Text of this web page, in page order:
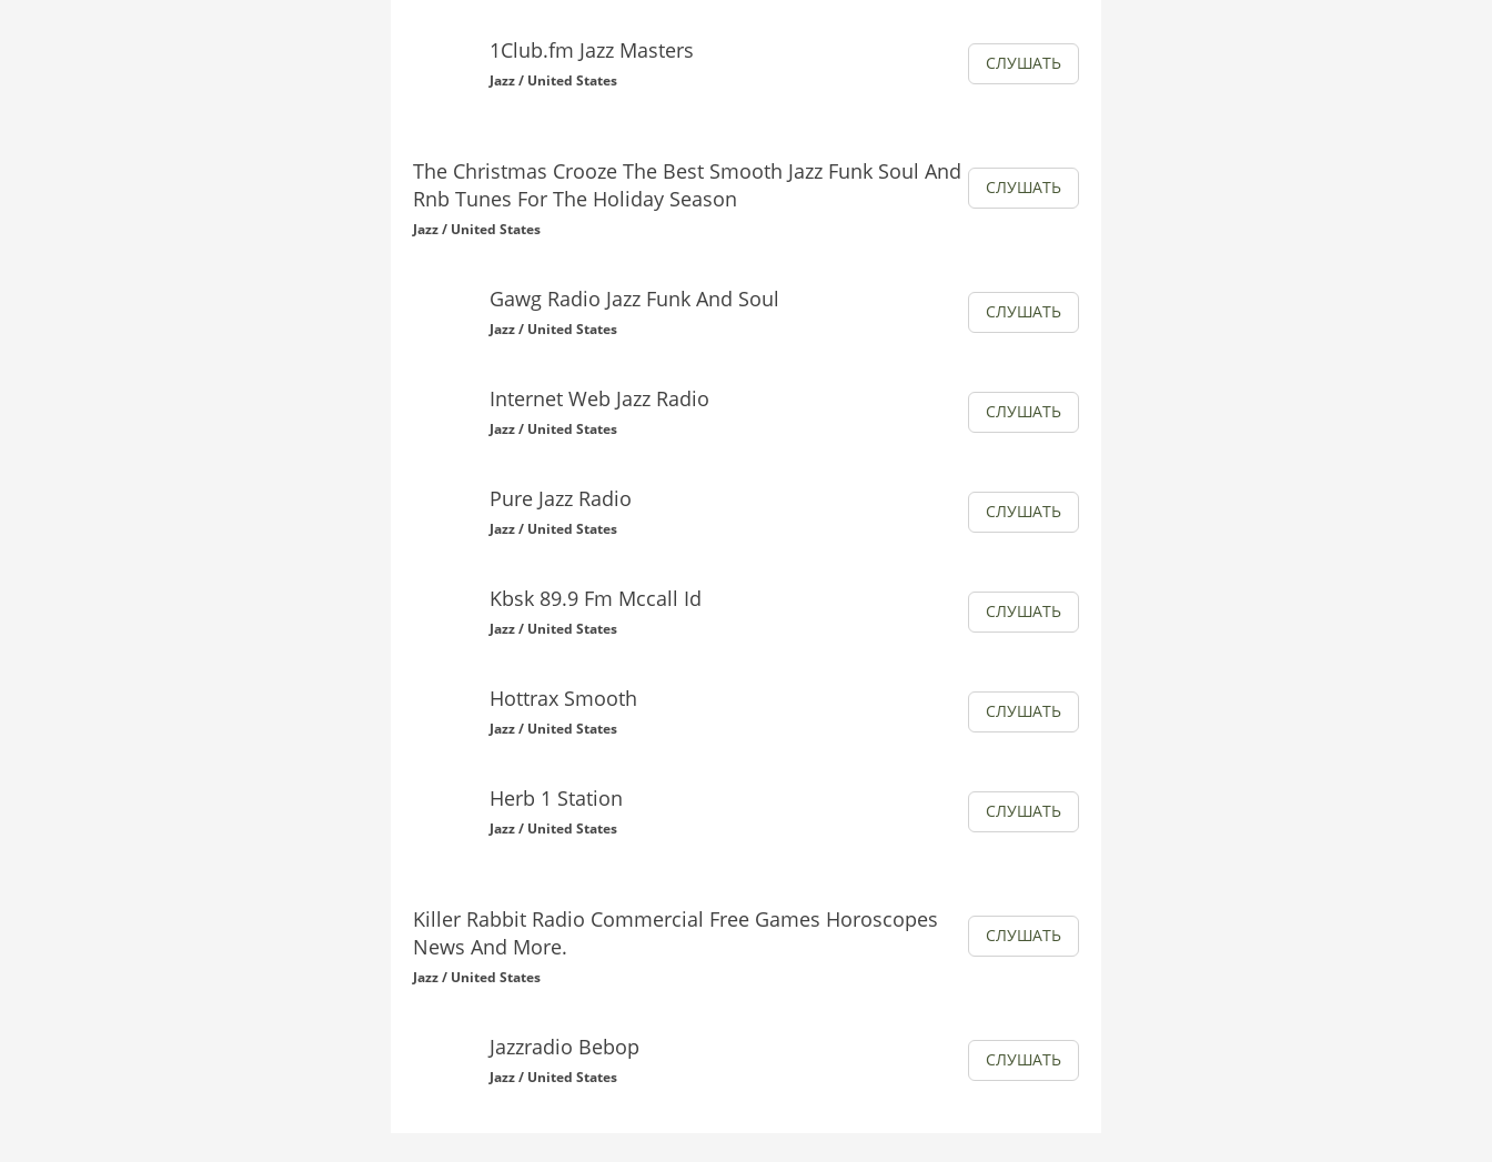
1Club.fm Jazz Masters
Jazz / United States
СЛУШАТЬ
The Christmas Crooze The Best Smooth Jazz Funk Soul And
Rnb Tunes For The Holiday Season
Jazz / United States
СЛУШАТЬ
Gawg Radio Jazz Funk And Soul
Jazz / United States
СЛУШАТЬ
Internet Web Jazz Radio
Jazz / United States
СЛУШАТЬ
Pure Jazz Radio
Jazz / United States
СЛУШАТЬ
Kbsk 89.9 Fm Mccall Id
Jazz / United States
СЛУШАТЬ
Hottrax Smooth
Jazz / United States
СЛУШАТЬ
Herb 1 Station
Jazz / United States
СЛУШАТЬ
Killer Rabbit Radio Commercial Free Games Horoscopes
News And More.
Jazz / United States
СЛУШАТЬ
Jazzradio Bebop
Jazz / United States
СЛУШАТЬ